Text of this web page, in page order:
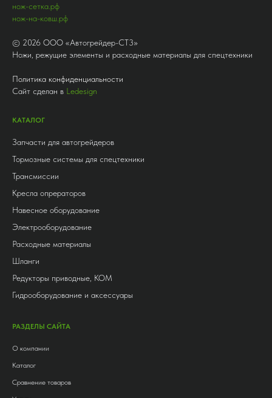
нож-сетка.рф
нож-на-ковш.рф
© 2026 ООО «Автогрейдер-СТ3»
Ножи, режущие элементы и расходные материалы для спецтехники
Политика конфиденциальности
Сайт сделан в Ledesign
КАТАЛОГ
Запчасти для автогрейдеров
Тормозные системы для спецтехники
Трансмиссии
Кресла опрераторов
Навесное оборудование
Электрооборудование
Расходные материалы
Шланги
Редукторы приводные, КОМ
Гидрооборудование и аксессуары
РАЗДЕЛЫ САЙТА
О компании
Каталог
Сравнение товаров